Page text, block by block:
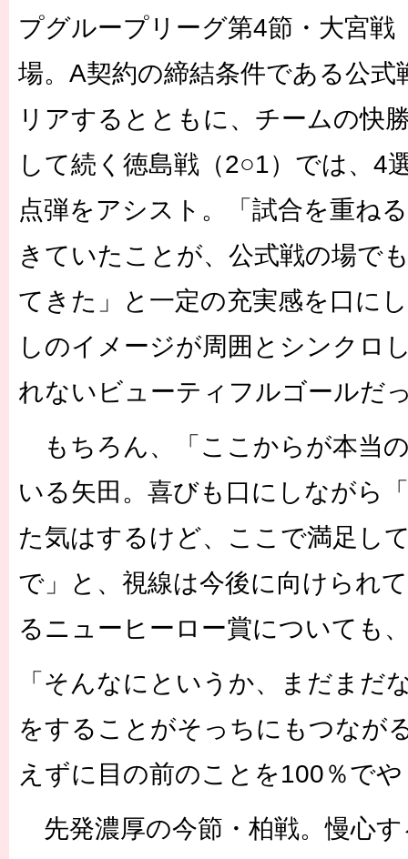
プグループリーグ第4節・大宮戦
場。A契約の締結条件である公式
リアするとともに、チームの快
して続く徳島戦（2○1）では、4
点弾をアシスト。「試合を重ね
きていたことが、公式戦の場で
てきた」と一定の充実感を口に
しのイメージが周囲とシンクロ
れないビューティフルゴールだ
もちろん、「ここからが本当
いる矢田。喜びも口にしながら
た気はするけど、ここで満足し
で」と、視線は今後に向けられ
るニューヒーロー賞についても
「そんなにというか、まだまだ
をすることがそっちにもつなが
えずに目の前のことを100％で
先発濃厚の今節・柏戦。慢心